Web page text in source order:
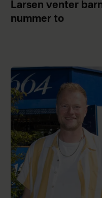
Larsen venter
nummer to